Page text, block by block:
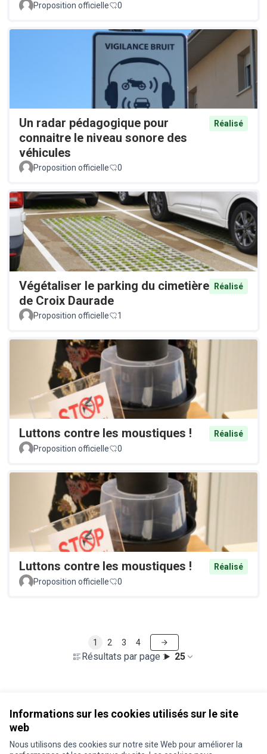
Informations sur les cookies utilisés sur le site
web
Nous utilisons des cookies sur notre site Web pour améliorer la
Proposition officielle 0
Un radar pédagogique pour
connaitre le niveau sonore des
véhicules
Réalisé
Proposition officielle 0
Végétaliser le parking du cimetière
de Croix Daurade
Réalisé
Proposition officielle 1
Luttons contre les moustiques !
Réalisé
Proposition officielle
0
Luttons contre les moustiques !
Réalisé
Proposition officielle
0
Résultats par page : 25
1 2 3 4
Conditions d'utilisation